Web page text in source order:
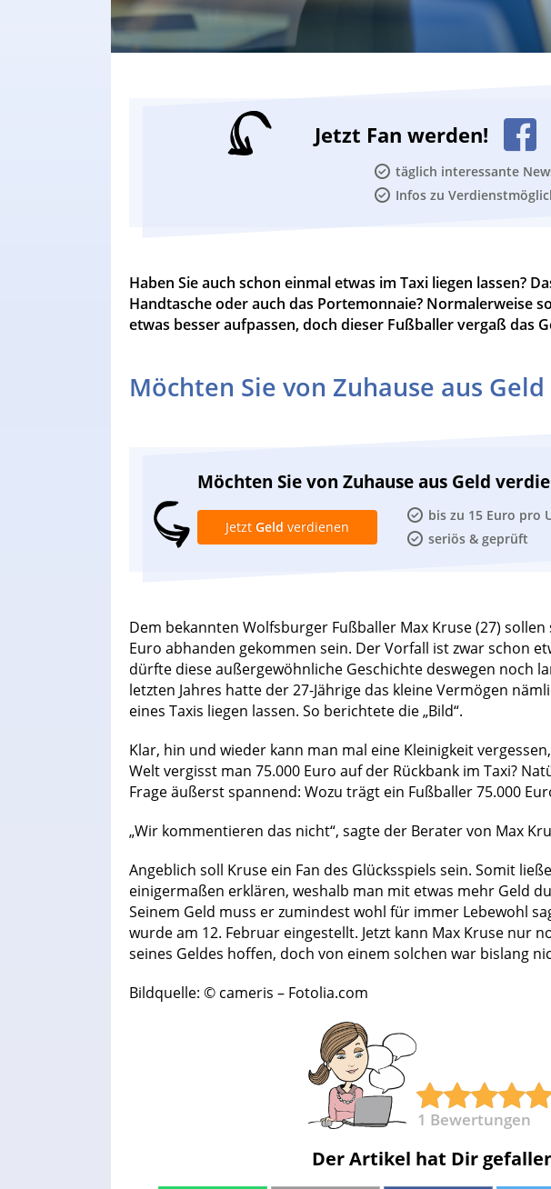
Jetzt Fan werden!
täglich interessante
Infos zu
Haben Sie auch schon einmal etwas im Taxi liegen lassen?
Handtasche oder auch das Portemonnaie? Normalerweise
etwas besser aufpassen, doch dieser Fußballer vergaß das
Möchten Sie von Zuhause aus
Möchten Sie von Zuhause aus Geld
bis zu 15 Euro pro
seriös & geprüft
Jetzt Geld verdienen
Dem bekannten Wolfsburger Fußballer Max Kruse (27)
Euro abhanden gekommen sein. Der Vorfall ist zwar schon
dürfte diese außergewöhnliche Geschichte deswegen noch
letzten Jahres hatte der 27-Jährige das kleine Vermögen
eines Taxis liegen lassen. So berichtete die „Bild“.
Klar, hin und wieder kann man mal eine Kleinigkeit
Welt vergisst man 75.000 Euro auf der Rückbank im Taxi?
Frage äußerst spannend: Wozu trägt ein Fußballer 75.000
„Wir kommentieren das nicht“, sagte der Berater von Max
Angeblich soll Kruse ein Fan des Glücksspiels sein. Somit
einigermaßen erklären, weshalb man mit etwas mehr Geld
Seinem Geld muss er zumindest wohl für immer Lebewohl
wurde am 12. Februar eingestellt. Jetzt kann Max Kruse nur
seines Geldes hoffen, doch von einem solchen war bislang
Bildquelle: © cameris – Fotolia.com
1 Bewertungen
Der Artikel hat Dir
Ihr